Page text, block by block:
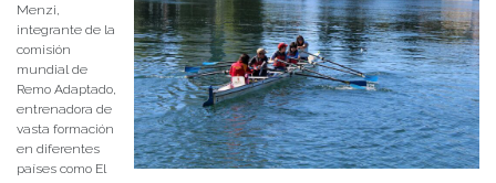
Menzi,
integrante de la
comisión
mundial de
Remo Adaptado,
entrenadora de
vasta formación
en diferentes
países como El